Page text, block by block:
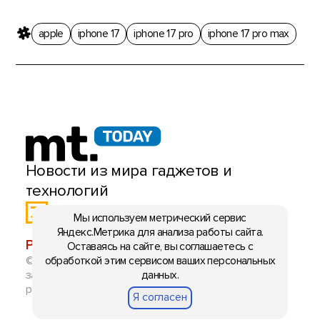
apple iphone 17 iphone 17 pro iphone 17 pro max
Новости из мира гаджетов и
технологий
РЕКЛАМА:mobiltelefon.ru@gmail.com
© 2006-2026 mt.today \ mobiltelefon.ru. Все права
защищены. Использование материалов с сайта
разрешено при указании ссылки на данный ресурс.
Мы используем метрический сервис
Яндекс.Метрика для анализа работы сайта.
Оставаясь на сайте, вы соглашаетесь с
обработкой этим сервисом ваших персональных
данных.
Я согласен